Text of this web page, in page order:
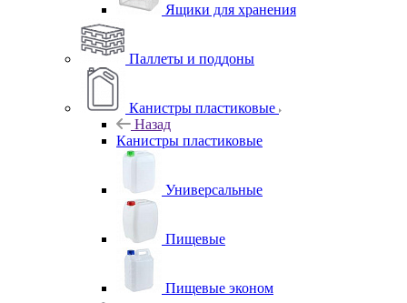
Ящики для хранения
Паллеты и поддоны
Канистры пластиковые
Назад
Канистры пластиковые
Универсальные
Пищевые
Пищевые эконом